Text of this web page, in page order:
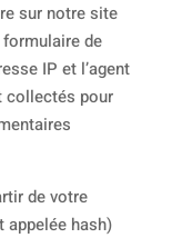
sur notre site
de
IP et l’agent
collectés pour
de votre
appelée hash)